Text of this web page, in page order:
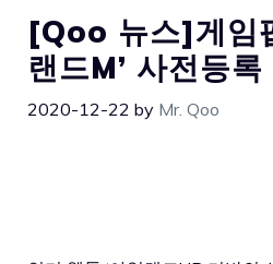
[Qoo 뉴스]게임
랜드M’ 사전등
2020-12-22 by Mr. Qoo